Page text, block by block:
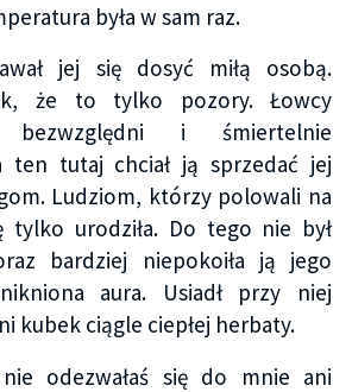
była w sam raz.
jej się dosyć miłą osobą.
że to tylko pozory. Łowcy
i śmiertelnie
ten tutaj chciał ją sprzedać jej
Ludziom, którzy polowali na
tylko urodziła. Do tego nie był
bardziej niepokoiła ją jego
aura. Usiadł przy niej
kubek ciągle ciepłej herbaty.
odezwałaś się do mnie ani